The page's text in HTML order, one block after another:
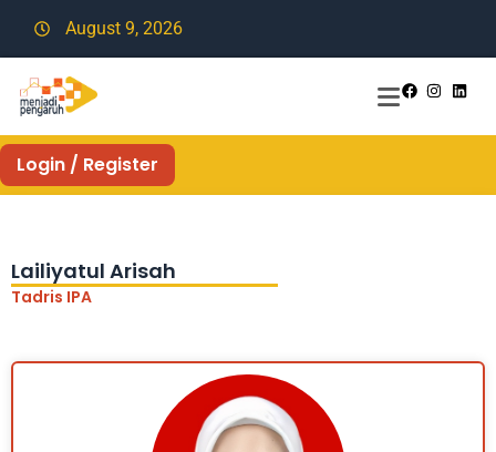
August 9, 2026
Login / Register
Lailiyatul Arisah
Tadris IPA